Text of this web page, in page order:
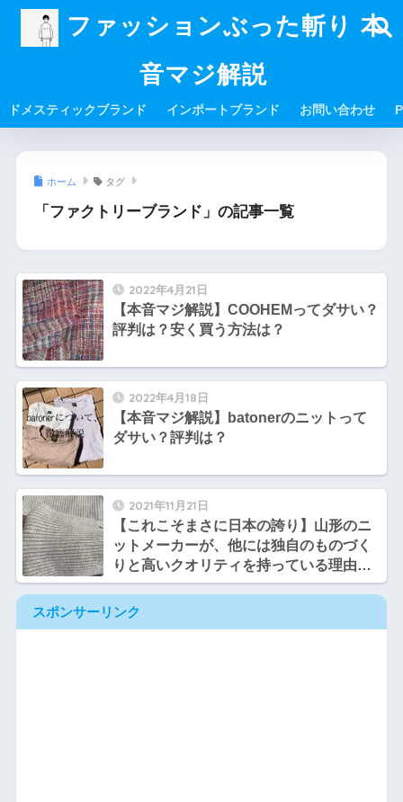
ファッションぶった斬り 本
音マジ解説
ドメスティックブランド インポートブランド お問い合わせ
ホーム タグ
「ファクトリーブランド」の記事一覧
2022年4月21日
【本音マジ解説】COOHEMってダサい？
評判は？安く買う方法は？
2022年4月18日
【本音マジ解説】batonerのニットって
ダサい？評判は？
2021年11月21日
【これこそまさに日本の誇り】山形のニ
ットメーカーが、他には独自のものづく
りと高いクオリティを持っている理由と
は【バトナーとコーヘン】
スポンサーリンク